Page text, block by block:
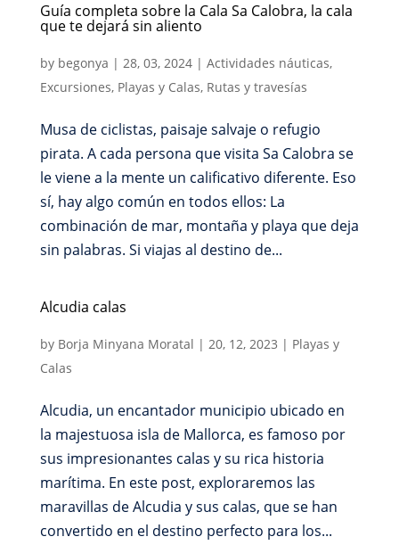
Guía completa sobre la Cala Sa Calobra, la cala
que te dejará sin aliento
by begonya | 28, 03, 2024| Actividades náuticas,
Excursiones, Playas y Calas, Rutas y travesías
Musa de ciclistas, paisaje salvaje o refugio
pirata. A cada persona que visita Sa Calobra se
le viene a la mente un calificativo diferente. Eso
sí, hay algo común en todos ellos: La
combinación de mar, montaña y playa que deja
sin palabras. Si viajas al destino de...
Alcudia calas
by Borja Minyana Moratal | 20, 12, 2023 | Playas y
Calas
Alcudia, un encantador municipio ubicado en
la majestuosa isla de Mallorca, es famoso por
sus impresionantes calas y su rica historia
marítima. En este post, exploraremos las
maravillas de Alcudia y sus calas, que se han
convertido en el destino perfecto para los...